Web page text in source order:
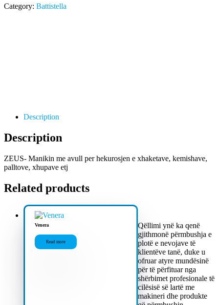
Category: Battistella
Description
Description
ZEUS- Manikin me avull per hekurosjen e xhaketave, kemishave,
palltove, xhupave etj
Related products
Venera
Read more
Qëllimi ynë ka qenë
gjithmonë përmbushja e
plotë e nevojave të
klientëve tanë, duke u
ofruar atyre mundësinë
për të përfituar nga
shërbimet profesionale të
cilësisë së lartë me
makineri dhe produkte